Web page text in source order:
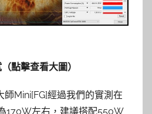
點擊查看大圖）
Mini[FG]經過我們的實測在
170W左右，建議搭配550W